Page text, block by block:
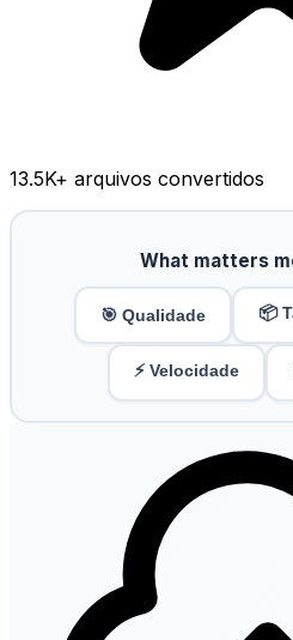
13.5K+ arquivos convertidos
What matters
🎯 Qualidade 📦
⚡ Velocidade